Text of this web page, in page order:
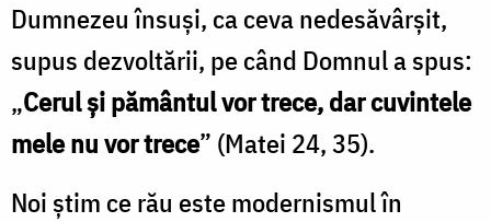
Dumnezeu însuşi, ca ceva nedesăvârşit,
supus dezvoltării, pe când Domnul a spus:
„Cerul şi pământul vor trece, dar cuvintele
mele nu vor trece” (Matei 24, 35).
Noi ştim ce rău este modernismul în